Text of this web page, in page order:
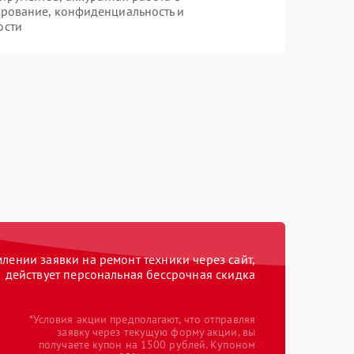
конфиденциальность и
заявки на ремонт техники через сайт,
действует персональная бессрочная скидка
*Условия акции предполагают, что отправляя
заявку через текущую форму акции, вы
получаете купон на 1500 рублей. Купоном